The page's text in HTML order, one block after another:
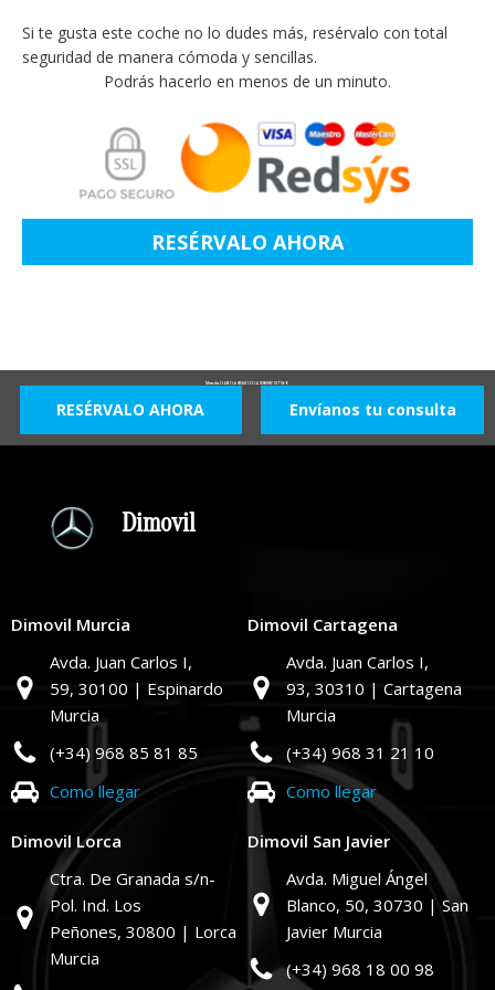
Si te gusta este coche no lo dudes más, resérvalo con total
seguridad de manera cómoda y sencillas.
Podrás hacerlo en menos de un minuto.
RESÉRVALO AHORA
Mercedes CLASE CLA SEDAN 1.5 CLA 180 MHEV DCT 136 4P -
RESÉRVALO AHORA Envíanos tu consulta
Dimovil
Dimovil Murcia
Avda. Juan Carlos I,
59, 30100 | Espinardo
Murcia
(+34) 968 85 81 85
Como llegar
Dimovil Cartagena
Avda. Juan Carlos I,
93, 30310 | Cartagena
Murcia
(+34) 968 31 21 10
Como llegar
Dimovil Lorca
Ctra. De Granada s/n-
Pol. Ind. Los
Peñones, 30800 | Lorca
Murcia
Dimovil San Javier
Avda. Miguel Ángel
Blanco, 50, 30730 | San
Javier Murcia
(+34) 968 18 00 98